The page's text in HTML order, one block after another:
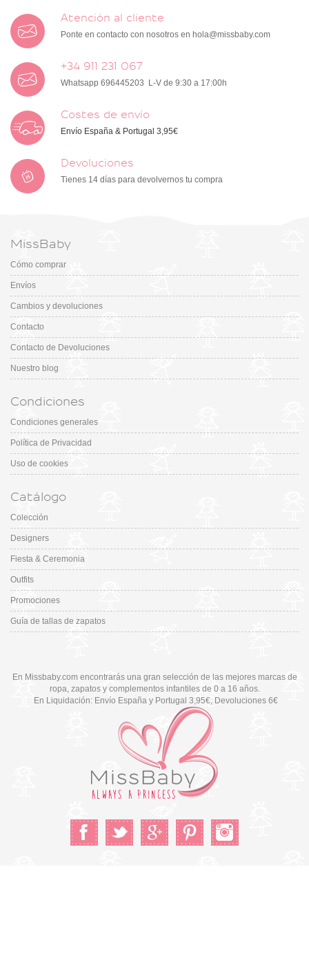
Atención al cliente
Ponte en contacto con nosotros en hola@missbaby.com
+34 911 231 067
Whatsapp 696445203 L-V de 9:30 a 17:00h
Costes de envío
Envío España & Portugal 3,95€
Devoluciones
Tienes 14 días para devolvernos tu compra
MissBaby
Cómo comprar
Envíos
Cambios y devoluciones
Contacto
Contacto de Devoluciones
Nuestro blog
Condiciones
Condiciones generales
Política de Privacidad
Uso de cookies
Catálogo
Colección
Designers
Fiesta & Ceremonia
Outfits
Promociones
Guía de tallas de zapatos
En Missbaby.com encontrarás una gran selección de las mejores marcas de
ropa, zapatos y complementos infantiles de 0 a 16 años.
En Liquidación: Envío España y Portugal 3,95€, Devoluciones 6€